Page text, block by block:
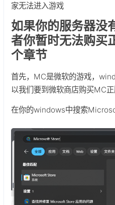
家无法进入游戏
如果你的服务器没
者你暂时无法购买
个章节
首先，MC是微软的游戏，
以我们要到微软商店购买MC
在你的windows中搜索